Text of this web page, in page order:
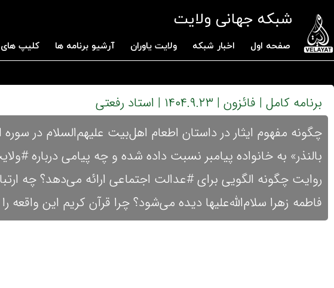
شبکه جهانی ولایت
صفحه اول اخبار شبکه ولایت یاوران آرشیو برنامه ها کلیپ
برنامه کامل | فائزون | ۱۴۰۴.۹.۲۳ | استاد رفعتی
چگونه مفهوم ایثار در داستان اطعام اهل‌بیت علیهم‌السلام در
بالنذر» به خانواده پیامبر نسبت داده شده و چه پیامی درباره
روایت چگونه الگویی برای #عدالت اجتماعی ارائه می‌دهد؟ چه
فاطمه زهرا سلام‌الله‌علیها دیده می‌شود؟ چرا قرآن کریم این واقعه